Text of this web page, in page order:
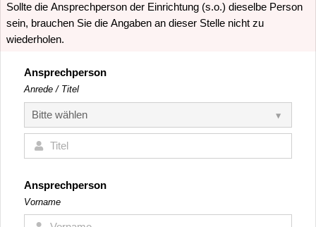
Sollte die Ansprechperson der Einrichtung (s.o.) dieselbe Person
sein, brauchen Sie die Angaben an dieser Stelle nicht zu
wiederholen.
Ansprechperson
Anrede / Titel
Ansprechperson
Vorname